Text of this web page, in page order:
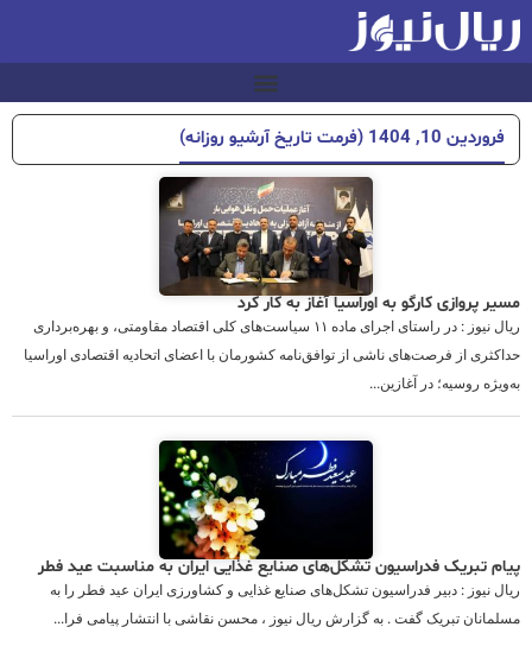
فروردین 10, 1404 (فرمت تاریخ آرشیو روزانه)
مسیر پروازی کارگو به اوراسیا آغاز به کار کرد
ریال نیوز : در راستای اجرای ماده ۱۱ سیاست‌های کلی اقتصاد مقاومتی، و بهره‌برداری
حداکثری از فرصت‌های ناشی از توافق‌نامه کشورمان با اعضای اتحادیه اقتصادی اوراسیا
به‌ویژه روسیه؛ در آغازین...
پیام تبریک فدراسیون تشکل‌های صنایع غذایی ایران به مناسبت عید فطر
ریال نیوز : دبیر فدراسیون تشکل‌های صنایع غذایی و کشاورزی ایران عید فطر را به
مسلمانان تبریک گفت . به گزارش ریال نیوز ، محسن نقاشی با انتشار پیامی فرا...